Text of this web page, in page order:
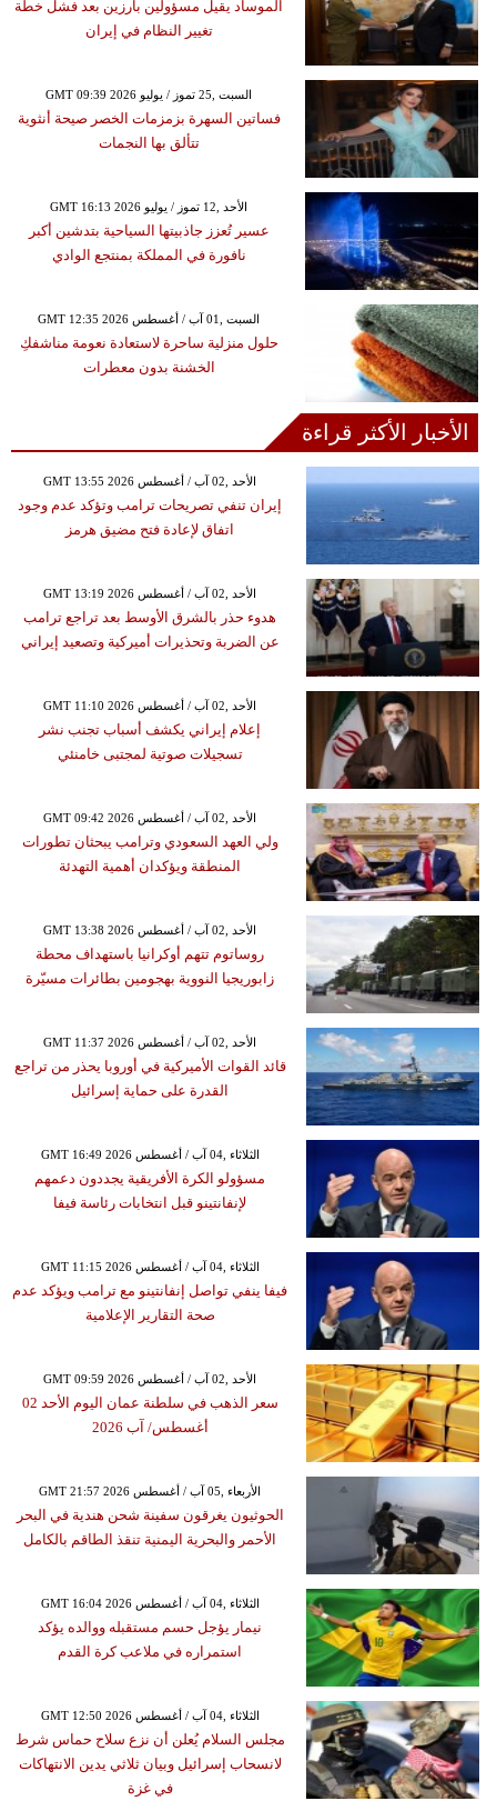
الموساد يقيل مسؤولين بارزين بعد فشل خطة
تغيير النظام في إيران
GMT 09:39 2026 السبت ,25 تموز / يوليو
فساتين السهرة بزمزمات الخصر صيحة أنثوية
تتألق بها النجمات
GMT 16:13 2026 الأحد ,12 تموز / يوليو
عسير تُعزز جاذبيتها السياحية بتدشين أكبر
نافورة في المملكة بمنتجع الوادي
GMT 12:35 2026 السبت ,01 آب / أغسطس
حلول منزلية ساحرة لاستعادة نعومة مناشفكِ
الخشنة بدون معطرات
الأخبار الأكثر قراءة
GMT 13:55 2026 الأحد ,02 آب / أغسطس
إيران تنفي تصريحات ترامب وتؤكد عدم وجود
اتفاق لإعادة فتح مضيق هرمز
GMT 13:19 2026 الأحد ,02 آب / أغسطس
هدوء حذر بالشرق الأوسط بعد تراجع ترامب
عن الضربة وتحذيرات أميركية وتصعيد إيراني
GMT 11:10 2026 الأحد ,02 آب / أغسطس
إعلام إيراني يكشف أسباب تجنب نشر
تسجيلات صوتية لمجتبى خامنئي
GMT 09:42 2026 الأحد ,02 آب / أغسطس
ولي العهد السعودي وترامب يبحثان تطورات
المنطقة ويؤكدان أهمية التهدئة
GMT 13:38 2026 الأحد ,02 آب / أغسطس
روساتوم تتهم أوكرانيا باستهداف محطة
زابوريجيا النووية بهجومين بطائرات مسيّرة
GMT 11:37 2026 الأحد ,02 آب / أغسطس
قائد القوات الأميركية في أوروبا يحذر من تراجع
القدرة على حماية إسرائيل
GMT 16:49 2026 الثلاثاء ,04 آب / أغسطس
مسؤولو الكرة الأفريقية يجددون دعمهم
لإنفانتينو قبل انتخابات رئاسة فيفا
GMT 11:15 2026 الثلاثاء ,04 آب / أغسطس
فيفا ينفي تواصل إنفانتينو مع ترامب ويؤكد عدم
صحة التقارير الإعلامية
GMT 09:59 2026 الأحد ,02 آب / أغسطس
سعر الذهب في سلطنة عمان اليوم الأحد 02
أغسطس/ آب 2026
GMT 21:57 2026 الأربعاء ,05 آب / أغسطس
الحوثيون يغرقون سفينة شحن هندية في البحر
الأحمر والبحرية اليمنية تنقذ الطاقم بالكامل
GMT 16:04 2026 الثلاثاء ,04 آب / أغسطس
نيمار يؤجل حسم مستقبله ووالده يؤكد
استمراره في ملاعب كرة القدم
GMT 12:50 2026 الثلاثاء ,04 آب / أغسطس
مجلس السلام يُعلن أن نزع سلاح حماس شرط
لانسحاب إسرائيل وبيان ثلاثي يدين الانتهاكات
في غزة